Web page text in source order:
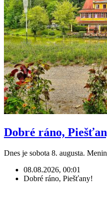
Dobré ráno,
Dnes je sobota 8. augusta.
08.08.2026, 00:01
Dobré ráno, Piešťany!